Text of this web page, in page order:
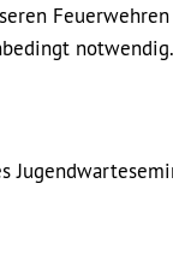
notwendig.